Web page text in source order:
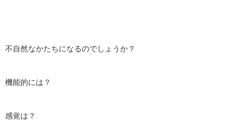
不自然なかたちになるのでしょうか？
機能的には？
感覚は？